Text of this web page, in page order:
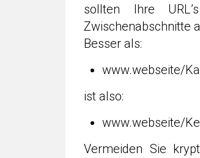
sollten Ihre
Zwischenabschnitte
Besser als:
www.webseite/
ist also:
www.webseite/
Vermeiden Sie